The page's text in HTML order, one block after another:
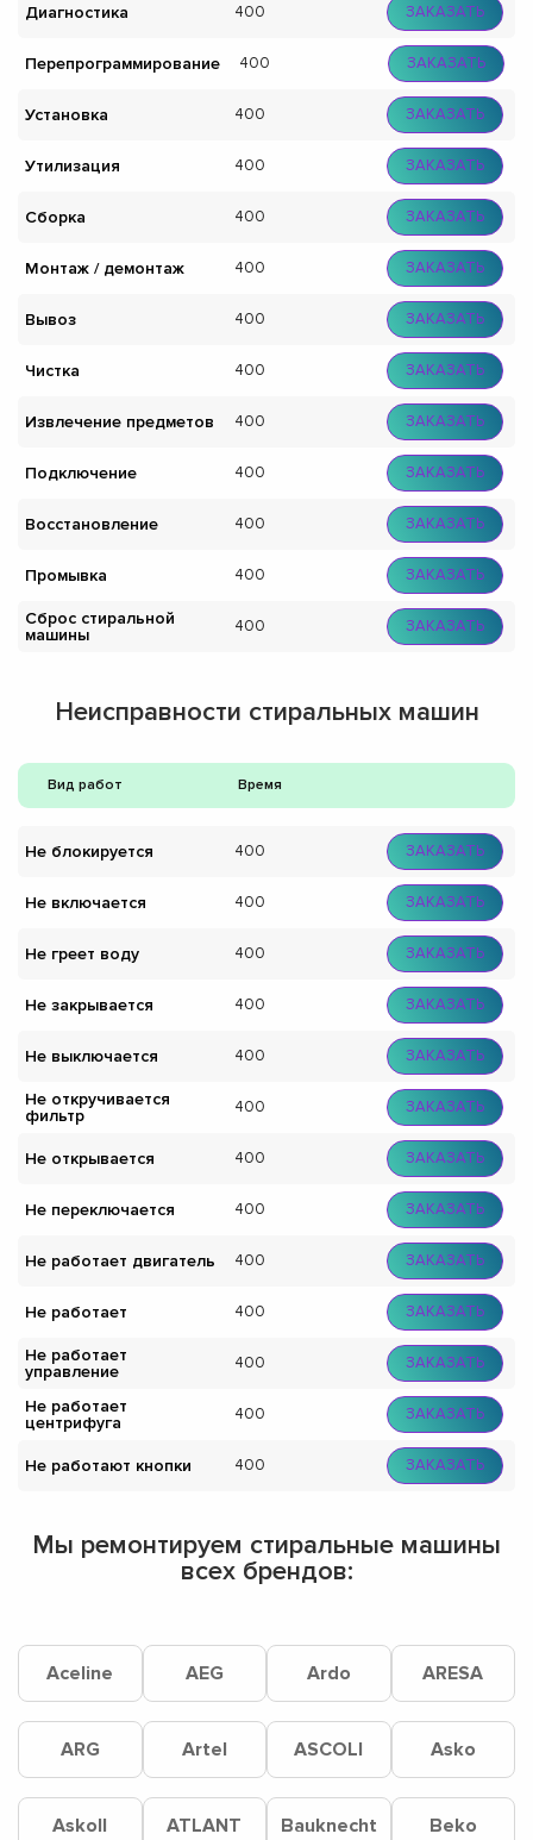
Диагностика 400 ЗАКАЗАТЬ
Перепрограммирование 400 ЗАКАЗАТЬ
Установка 400 ЗАКАЗАТЬ
Утилизация 400 ЗАКАЗАТЬ
Сборка 400 ЗАКАЗАТЬ
Монтаж / демонтаж 400 ЗАКАЗАТЬ
Вывоз 400 ЗАКАЗАТЬ
Чистка 400 ЗАКАЗАТЬ
Извлечение предметов 400 ЗАКАЗАТЬ
Подключение 400 ЗАКАЗАТЬ
Восстановление 400 ЗАКАЗАТЬ
Промывка 400 ЗАКАЗАТЬ
Сброс стиральной
машины
400 ЗАКАЗАТЬ
Неисправности стиральных машин
Вид работ Время
Не блокируется 400 ЗАКАЗАТЬ
Не включается 400 ЗАКАЗАТЬ
Не греет воду 400 ЗАКАЗАТЬ
Не закрывается 400 ЗАКАЗАТЬ
Не выключается 400 ЗАКАЗАТЬ
Не откручивается
фильтр
400 ЗАКАЗАТЬ
Не открывается 400 ЗАКАЗАТЬ
Не переключается 400 ЗАКАЗАТЬ
Не работает двигатель 400 ЗАКАЗАТЬ
Не работает 400 ЗАКАЗАТЬ
Не работает
управление
400 ЗАКАЗАТЬ
Не работает
центрифуга
400 ЗАКАЗАТЬ
Не работают кнопки 400 ЗАКАЗАТЬ
Мы ремонтируем стиральные машины
всех брендов:
Aceline AEG Ardo ARESA
ARG Artel ASCOLI Asko
Askoll ATLANT Bauknecht Beko